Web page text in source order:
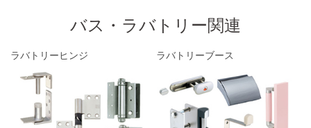
バス・ラバトリー関連
ラバトリーヒンジ ラバトリーブース